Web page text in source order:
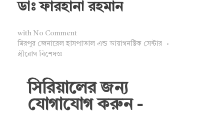
ডাঃ ফারহানা রহমান
with No Comment
মিরপুর জেনারেল হাসপাতাল এন্ড ডায়াগনষ্টিক সেন্টার
স্ত্রীরোগ বিশেষজ্ঞ
সিরিয়ালের জন্য
যোগাযোগ করুন -